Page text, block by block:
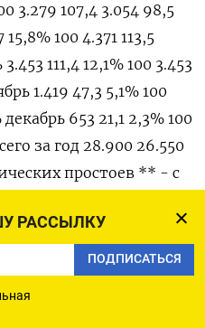
РАССЫЛКУ
ПОДПИСАТЬСЯ
3.279 107,4 3.054 98,5
100 4.371 113,5
111,4 12,1% 100 3.453
1.419 47,3 5,1% 100
653 21,1 2,3% 100
за год 28.900 26.550
простоев ** - с
НА ТЕЛЕГРАМ